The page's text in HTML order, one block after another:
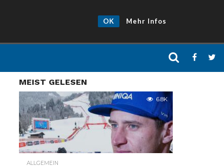
OK Mehr Infos
MEIST GELESEN
6.8K
ALLGEMEIN